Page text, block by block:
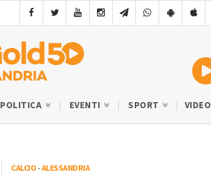
POLITICA EVENTI SPORT VIDEO
CALCIO-ALESSANDRIA